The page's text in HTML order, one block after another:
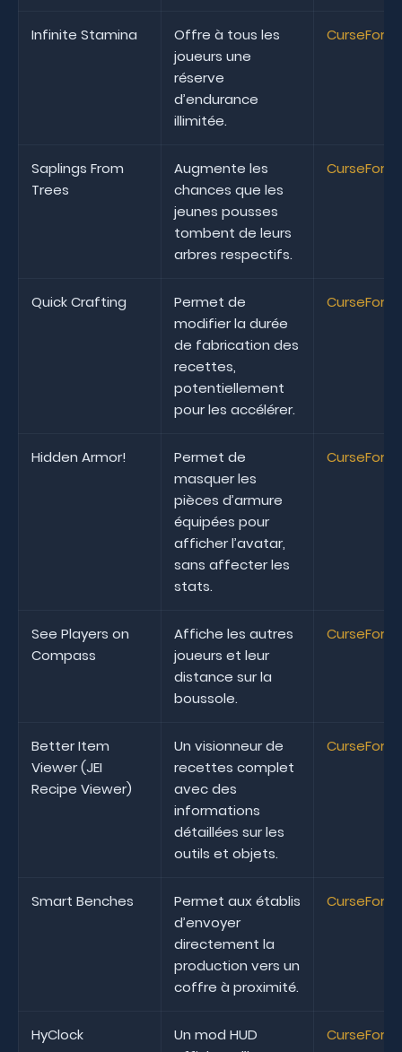
Infinite Stamina
Offre à tous les
joueurs une
réserve
d’endurance
illimitée.
CurseForge
Saplings From
Trees
Augmente les
chances que les
jeunes pousses
tombent de leurs
arbres respectifs.
CurseForge
Quick Crafting
Permet de
modifier la durée
de fabrication des
recettes,
potentiellement
pour les accélérer.
CurseForge
Hidden Armor!
Permet de
masquer les
pièces d’armure
équipées pour
afficher l’avatar,
sans affecter les
stats.
CurseForge
See Players on
Compass
Affiche les autres
joueurs et leur
distance sur la
boussole.
CurseForge
Better Item
Viewer (JEI
Recipe Viewer)
Un visionneur de
recettes complet
avec des
informations
détaillées sur les
outils et objets.
CurseForge
Smart Benches
Permet aux établis
d’envoyer
directement la
production vers un
coffre à proximité.
CurseForge
HyClock
Un mod HUD
CurseForge